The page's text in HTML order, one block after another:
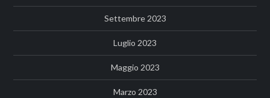
Settembre 2023
Luglio 2023
Maggio 2023
Marzo 2023